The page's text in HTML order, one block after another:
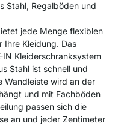
Stahl, Regalböden und
jede Menge flexiblen
Ihre Kleidung. Das
Kleiderschranksystem
Stahl ist schnell und
Wandleiste wird an der
und mit Fachböden
passen sich die
an und jeder Zentimeter